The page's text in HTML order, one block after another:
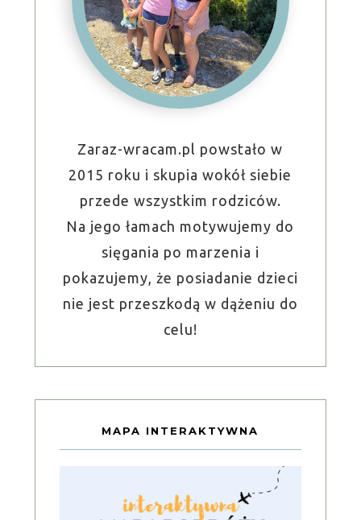
Zaraz-wracam.pl powstało w
2015 roku i skupia wokół siebie
przede wszystkim rodziców.
Na jego łamach motywujemy do
sięgania po marzenia i
pokazujemy, że posiadanie dzieci
nie jest przeszkodą w dążeniu do
celu!
MAPA INTERAKTYWNA